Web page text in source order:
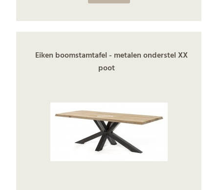
Eiken boomstamtafel - metalen onderstel XX
poot